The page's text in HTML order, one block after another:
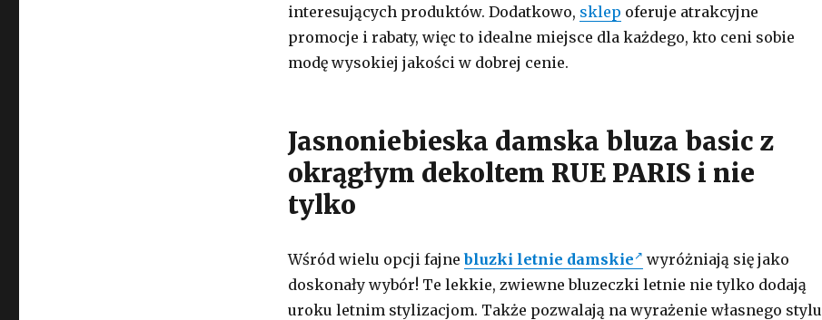
interesujących produktów. Dodatkowo, sklep oferuje atrakcyjne
promocje i rabaty, więc to idealne miejsce dla każdego, kto ceni sobie
modę wysokiej jakości w dobrej cenie.
Jasnoniebieska damska bluza basic z
okrągłym dekoltem RUE PARIS i nie
tylko
Wśród wielu opcji fajnebluzki letnie damskie
wyróżniają się jako
doskonały wybór! Te lekkie, zwiewne bluzeczki letnie nie tylko dodają
uroku letnim stylizacjom. Także pozwalają na wyrażenie własnego stylu